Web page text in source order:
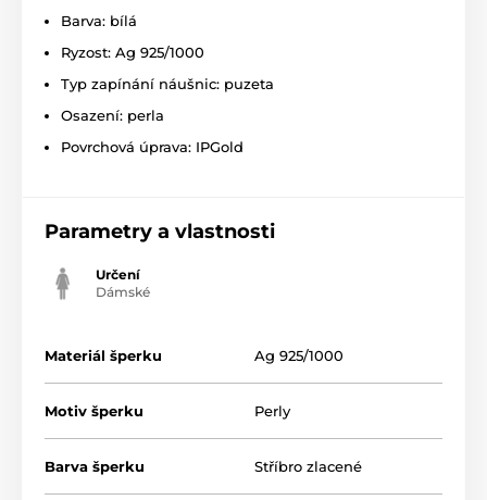
Barva: bílá
Ryzost: Ag 925/1000
Typ zapínání náušnic: puzeta
Osazení: perla
Povrchová úprava: IPGold
Parametry a vlastnosti
Určení
Dámské
Materiál šperku Ag 925/1000
Motiv šperku Perly
Barva šperku Stříbro zlacené